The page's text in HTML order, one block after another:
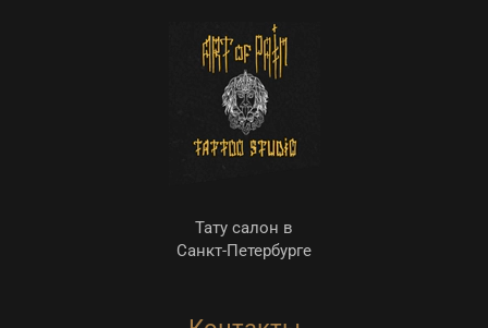
Тату салон в
Санкт-Петербурге